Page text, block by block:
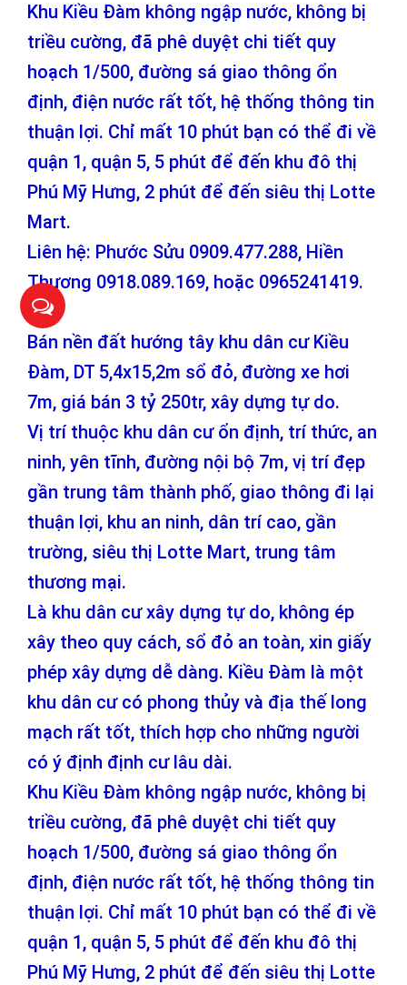
Khu Kiều Đàm không ngập nước, không bị
triều cường, đã phê duyệt chi tiết quy
hoạch 1/500, đường sá giao thông ổn
định, điện nước rất tốt, hệ thống thông tin
thuận lợi. Chỉ mất 10 phút bạn có thể đi về
quận 1, quận 5, 5 phút để đến khu đô thị
Phú Mỹ Hưng, 2 phút để đến siêu thị Lotte
Mart.
Liên hệ: Phước Sửu 0909.477.288, Hiền
Thương 0918.089.169, hoặc 0965241419.
Bán nền đất hướng tây khu dân cư Kiều
Đàm, DT 5,4x15,2m sổ đỏ, đường xe hơi
7m, giá bán 3 tỷ 250tr, xây dựng tự do.
Vị trí thuộc khu dân cư ổn định, trí thức, an
ninh, yên tĩnh, đường nội bộ 7m, vị trí đẹp
gần trung tâm thành phố, giao thông đi lại
thuận lợi, khu an ninh, dân trí cao, gần
trường, siêu thị Lotte Mart, trung tâm
thương mại.
Là khu dân cư xây dựng tự do, không ép
xây theo quy cách, sổ đỏ an toàn, xin giấy
phép xây dựng dễ dàng. Kiều Đàm là một
khu dân cư có phong thủy và địa thế long
mạch rất tốt, thích hợp cho những người
có ý định định cư lâu dài.
Khu Kiều Đàm không ngập nước, không bị
triều cường, đã phê duyệt chi tiết quy
hoạch 1/500, đường sá giao thông ổn
định, điện nước rất tốt, hệ thống thông tin
thuận lợi. Chỉ mất 10 phút bạn có thể đi về
quận 1, quận 5, 5 phút để đến khu đô thị
Phú Mỹ Hưng, 2 phút để đến siêu thị Lotte